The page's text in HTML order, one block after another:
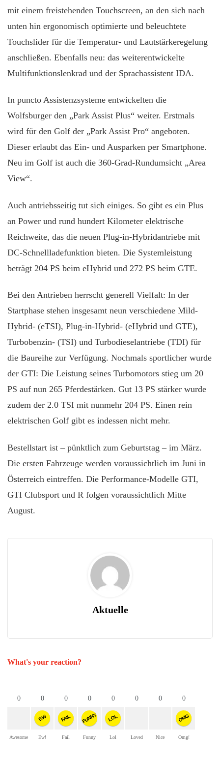
mit einem freistehenden Touchscreen, an den sich nach
unten hin ergonomisch optimierte und beleuchtete
Touchslider für die Temperatur- und Lautstärkeregelung
anschließen. Ebenfalls neu: das weiterentwickelte
Multifunktionslenkrad und der Sprachassistent IDA.
In puncto Assistenzsysteme entwickelten die
Wolfsburger den „Park Assist Plus“ weiter. Erstmals
wird für den Golf der „Park Assist Pro“ angeboten.
Dieser erlaubt das Ein- und Ausparken per Smartphone.
Neu im Golf ist auch die 360-Grad-Rundumsicht „Area
View“.
Auch antriebsseitig tut sich einiges. So gibt es ein Plus
an Power und rund hundert Kilometer elektrische
Reichweite, das die neuen Plug-in-Hybridantriebe mit
DC-Schnellladefunktion bieten. Die Systemleistung
beträgt 204 PS beim eHybrid und 272 PS beim GTE.
Bei den Antrieben herrscht generell Vielfalt: In der
Startphase stehen insgesamt neun verschiedene Mild-
Hybrid- (eTSI), Plug-in-Hybrid- (eHybrid und GTE),
Turbobenzin- (TSI) und Turbodieselantriebe (TDI) für
die Baureihe zur Verfügung. Nochmals sportlicher wurde
der GTI: Die Leistung seines Turbomotors stieg um 20
PS auf nun 265 Pferdestärken. Gut 13 PS stärker wurde
zudem der 2.0 TSI mit nunmehr 204 PS. Einen rein
elektrischen Golf gibt es indessen nicht mehr.
Bestellstart ist – pünktlich zum Geburtstag – im März.
Die ersten Fahrzeuge werden voraussichtlich im Juni in
Österreich eintreffen. Die Performance-Modelle GTI,
GTI Clubsport und R folgen voraussichtlich Mitte
August.
Aktuelle
What's your reaction?
0
Awesome
0
EW
Ew!
0
FAIL
Fail
0
FUNNY
Funny
0
LOL
Lol
0
Loved
0
Nice
0
OMG
Omg!